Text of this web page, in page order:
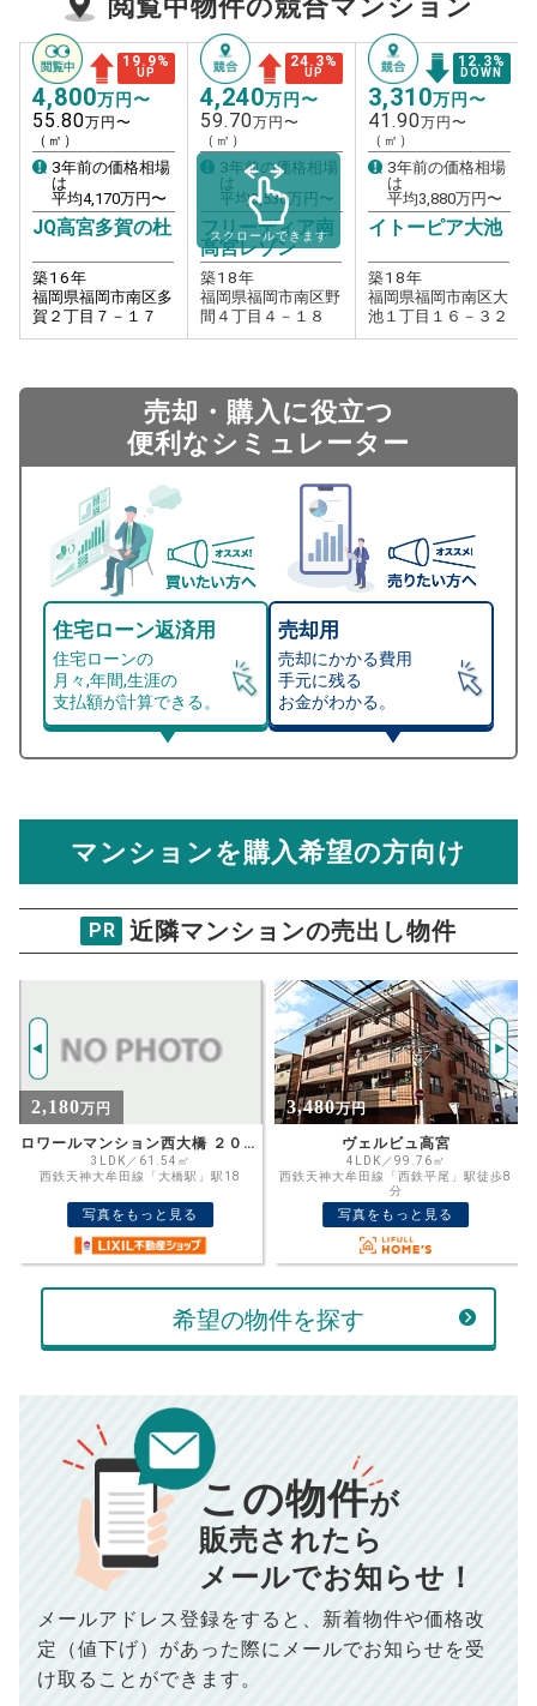
閲覧中物件の競合マンション
19.9%
UP
4,800万円〜
55.80万円〜
（㎡）
3年前の価格相場
は
平均4,170万円〜
JQ高宮多賀の杜
築16年
福岡県福岡市南区多
賀２丁目７－１７
24.3%
UP
4,240万円〜
59.70万円〜
（㎡）
3年前の価格相場
は
平均3,530万円〜
フリーディア南
高宮レゾン
築18年
福岡県福岡市南区野
間４丁目４－１８
12.3%
DOWN
3,310万円〜
41.90万円〜
（㎡）
3年前の価格相場
は
平均3,880万円〜
イトーピア大池
築18年
福岡県福岡市南区大
池１丁目１６－３２
スクロールできます
売却・購入に役立つ
便利なシミュレーター
住宅ローン返済用
住宅ローンの
月々,年間,生涯の
支払額が計算できる。
売却用
売却にかかる費用
手元に残る
お金がわかる。
総支払額シミュレーション
計算できます。
物件価格
万円
年
住宅ローン
金利
%
ボーナス
返済金額
万円
万円
返済シミュレーション計算結果
毎月の支払額 834
年間の支払額 10,005 円
総支払額 100,050 円
マンション売却シミュレーター
から売却にかかる諸経費が自動で算出され、手元に残る
金額がわかります。
JQ高宮多賀の杜
推定売却価格： 4752万円
資金計画のために査定額や希望売却価
格を入力して活用するのもおすすめ◎
売却価格
計算する
00万円
■仲介手数料／ 00万円
■売買契約書印紙／ 0
■抵当権抹消費用／0万円
※購入価格よりも売却価格が高い場合、譲渡所得税が発生する
場合がございます。詳しくは最寄りの税務署などにご確認く
※シミュレーター結果はあくまでも概算であり、手残り金額を
保証するものではございません。
※上記売却費用には、住所変更登記の費用、引っ越し費用、住
宅ローンの一括繰上返済の手数料等は含まれておりませんの
で予めご了承ください。
マンションを購入希望の方向け
PR 近隣マンションの売出し物件
3,480万円
ヴェルビュ高宮
4LDK／99.76㎡
西鉄天神大牟田線「西鉄平尾」駅徒歩8
写真をもっと見る
4,590万円
ファミール大橋グランヒルズ
5LDK／120.14㎡
西鉄天神大牟田線「大橋」駅徒歩9分
写真をもっと見る
希望の物件を探す
この物件が
販売されたら
メールでお知らせ！
メールアドレス登録をすると、 新着物件や価格改
定（値下げ）があった際に メールでお知らせを受
け取ることができます。